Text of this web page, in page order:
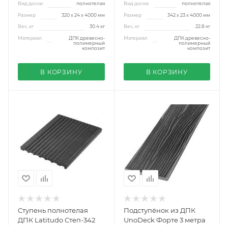
Вид доски полнотелая
Размер 320 х 24 х 4000 мм
Вес, кг 30.4 кг
Материал
ДПК древесно-
полимерный
композит
В КОРЗИНУ
Вид доски полнотелая
Размер 342 х 23 х 4000 мм
Вес, кг 22.8 кг
Материал
ДПК древесно-
полимерный
композит
В КОРЗИНУ
Ступень полнотелая
ДПК Latitudo Степ-342
Подступёнок из ДПК
UnoDeck Форте 3 метра